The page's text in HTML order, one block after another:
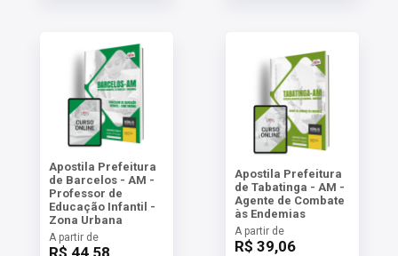
Apostila Prefeitura
de Barcelos - AM -
Professor de
Educação Infantil -
Zona Urbana
A partir de
R$ 44,58
Apostila Prefeitura
de Tabatinga - AM -
Agente de Combate
às Endemias
A partir de
R$ 39,06